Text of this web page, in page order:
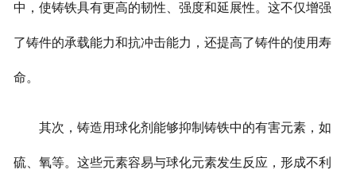
中，使铸铁具有更高的韧性、强度和延展性。这不仅增强
了铸件的承载能力和抗冲击能力，还提高了铸件的使用寿
命。
其次，铸造用球化剂能够抑制铸铁中的有害元素，如
硫、氧等。这些元素容易与球化元素发生反应，形成不利